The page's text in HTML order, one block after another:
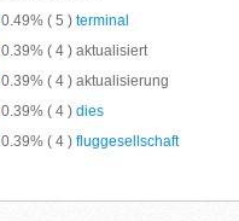
0.49% ( 5 ) terminal
0.39% ( 4 ) aktualisiert
0.39% ( 4 ) aktualisierung
0.39% ( 4 ) dies
0.39% ( 4 ) fluggesellschaft